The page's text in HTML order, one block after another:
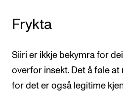
Frykta
Siiri er ikkje bekymra for
overfor insekt. Det å føle
for det er også legitime